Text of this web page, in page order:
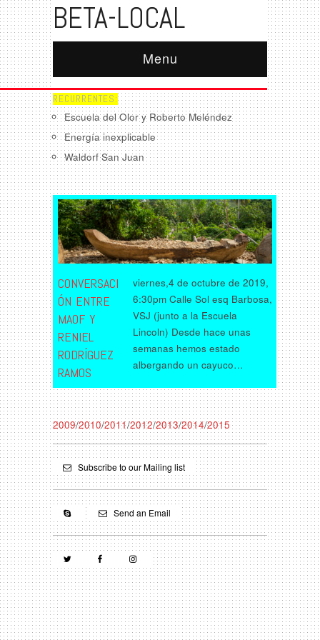
BETA-LOCAL
Menu
RECURRENTES:
Escuela del Olor y Roberto Meléndez
Energía inexplicable
Waldorf San Juan
CONVERSACI
ÓN ENTRE
MAOF Y
RENIEL
RODRÍGUEZ
RAMOS
viernes,4 de octubre de 2019,
6:30pm Calle Sol esq Barbosa,
VSJ (junto a la Escuela
Lincoln) Desde hace unas
semanas hemos estado
albergando un cayuco…
2009/2010/2011/2012/2013/2014/2015
Subscribe to our Mailing list
Send an Email